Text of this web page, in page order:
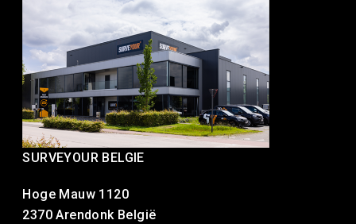
SURVEYOUR BELGIE
Hoge Mauw 1120
2370 Arendonk België